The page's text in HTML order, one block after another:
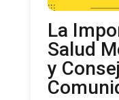
La
Salud
y